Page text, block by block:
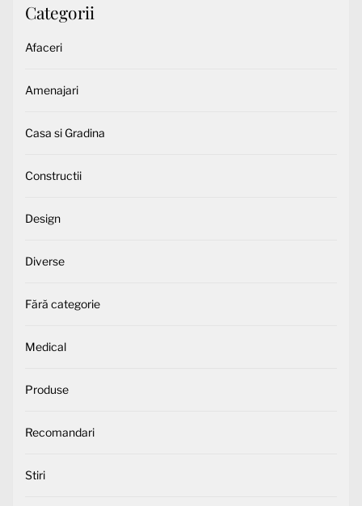
Categorii
Afaceri
Amenajari
Casa si Gradina
Constructii
Design
Diverse
Fără categorie
Medical
Produse
Recomandari
Stiri